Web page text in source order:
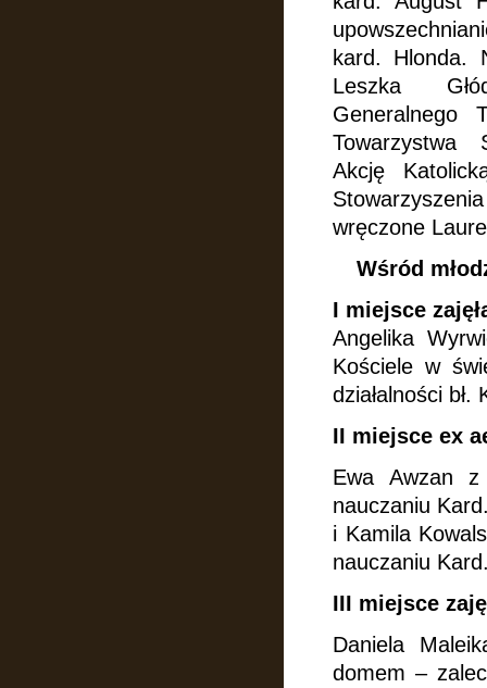
kard. Hlonda.
Leszka
Generalnego
Towarzystwa
Akcję
wręczone
Wśród
I miejsce
Angelika
Kościele w
działalności
II miejsce ex
Ewa Awzan
nauczaniu
i Kamila
nauczaniu
III miejsce
Daniela
domem –